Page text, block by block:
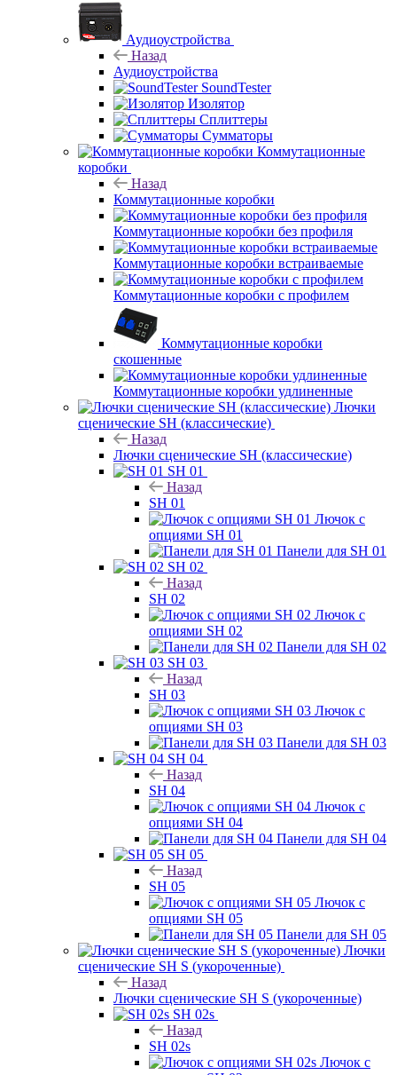
Аудиоустройства
Назад
Аудиоустройства
SoundTester
Изолятор
Сплиттеры
Сумматоры
Коммутационные
коробки
Назад
Коммутационные коробки
Коммутационные коробки без профиля
Коммутационные коробки встраиваемые
Коммутационные коробки с профилем
Коммутационные коробки
скошенные
Коммутационные коробки удлиненные
Лючки
сценические SH (классические)
Назад
Лючки сценические SH (классические)
SH 01
Назад
SH 01
Лючок с
опциями SH 01
Панели для SH 01
SH 02
Назад
SH 02
Лючок с
опциями SH 02
Панели для SH 02
SH 03
Назад
SH 03
Лючок с
опциями SH 03
Панели для SH 03
SH 04
Назад
SH 04
Лючок с
опциями SH 04
Панели для SH 04
SH 05
Назад
SH 05
Лючок с
опциями SH 05
Панели для SH 05
Лючки
сценические SH S (укороченные)
Назад
Лючки сценические SH S (укороченные)
SH 02s
Назад
SH 02s
Лючок с